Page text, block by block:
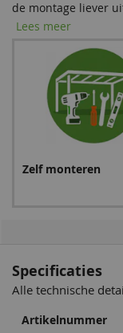
de montage liever
Leven? Selecteer
contact met u op
over montage?Lees
Lees meer
Zelf monteren
Specificaties
Alle technische
Artikelnummer